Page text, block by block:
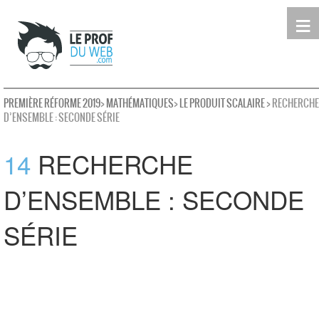
≡
leProfDuWeb
Seconde
Première
Terminale
Rechercher
PREMIÈRE RÉFORME 2019>MATHÉMATIQUES>LE PRODUIT SCALAIRE> RECHERCHE
D’ENSEMBLE : SECONDE SÉRIE
14 RECHERCHE
D’ENSEMBLE : SECONDE
SÉRIE